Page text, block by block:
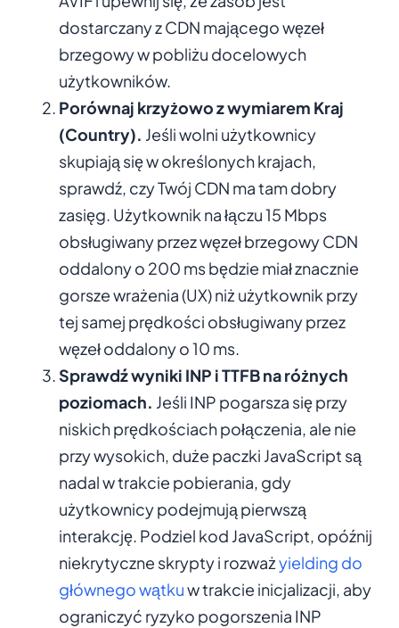
dostarczany z CDN mającego węzeł
brzegowy w pobliżu docelowych
użytkowników.
Porównaj krzyżowo z wymiarem Kraj
(Country). Jeśli wolni użytkownicy
skupiają się w określonych krajach,
sprawdź, czy Twój CDN ma tam dobry
zasięg. Użytkownik na łączu 15 Mbps
obsługiwany przez węzeł brzegowy CDN
oddalony o 200 ms będzie miał znacznie
gorsze wrażenia (UX) niż użytkownik przy
tej samej prędkości obsługiwany przez
węzeł oddalony o 10 ms.
Sprawdź wyniki INP i TTFB na różnych
poziomach. Jeśli INP pogarsza się przy
niskich prędkościach połączenia, ale nie
przy wysokich, duże paczki JavaScript są
nadal w trakcie pobierania, gdy
użytkownicy podejmują pierwszą
interakcję. Podziel kod JavaScript, opóźnij
niekrytyczne skrypty i rozważyielding do
głównego wątkuw trakcie inicjalizacji, aby
ograniczyć ryzyko pogorszenia INP